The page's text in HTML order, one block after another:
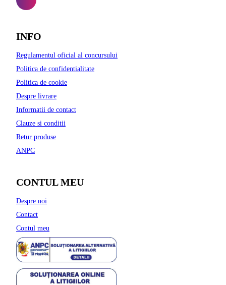
INFO
Regulamentul oficial al concursului
Politica de confidentialitate
Politica de cookie
Despre livrare
Informatii de contact
Clauze si conditii
Retur produse
ANPC
CONTUL MEU
Despre noi
Contact
Contul meu